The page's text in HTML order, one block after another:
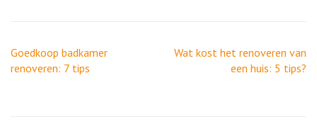
Berichtnavigatie
Goedkoop badkamer
renoveren: 7 tips
Wat kost het renoveren van
een huis: 5 tips?